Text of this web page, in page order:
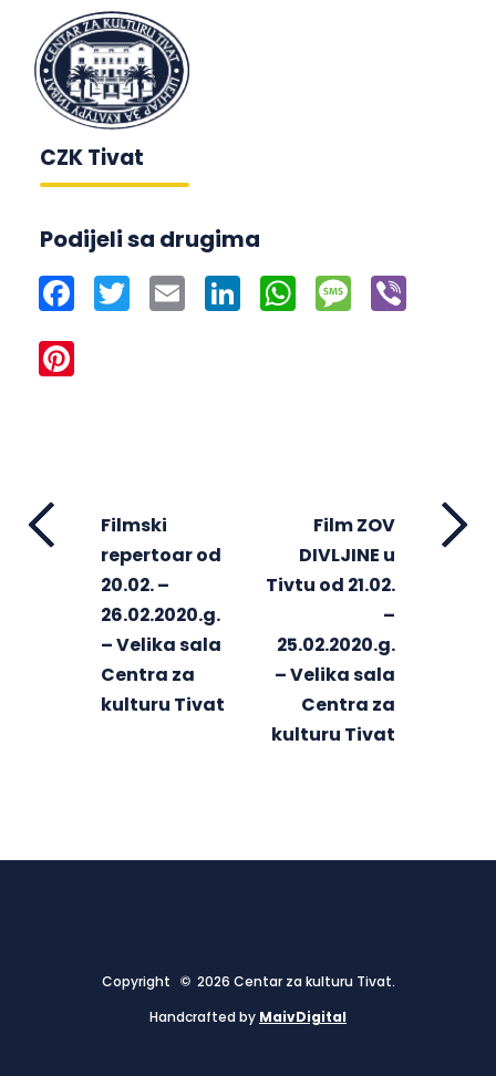
CZK Tivat
Podijeli sa drugima
Facebook
Twitter Email LinkedInWhatsApp
Message
Filmski
repertoar od
20.02. –
26.02.2020.g.
– Velika sala
Centra za
kulturu Tivat
Film ZOV
DIVLJINE u
Tivtu od 21.02.
–
25.02.2020.g.
– Velika sala
Centra za
kulturu Tivat
Copyright © 2026 Centar za kulturu Tivat.
Handcrafted by MaivDigital